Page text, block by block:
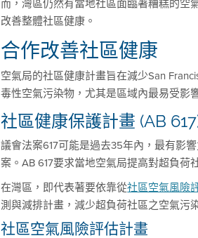
而，灣區仍然有當地社區面臨著糟糕的空
改善整體社區健康。
合作改善社區健康
空氣局的社區健康計畫旨在減少San
毒性空氣污染物，尤其是區域內最易受影
社區健康保護計畫 (AB
議會法案617可能是過去35年內，最有影
案。AB 617要求當地空氣局提高對超負荷
在灣區，即代表著要依靠從社區空氣風險
測與減排計畫，減少超負荷社區之空氣污
社區空氣風險評估計畫